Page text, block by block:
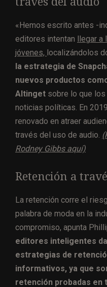
«Hemos escrito antes -
editores intentan llegar a
jóvenes, localizándolos
la estrategia de
nuevos productos
Altinget sobre lo que
noticias políticas. En
renovado en atraer
través del uso de audio.
Rodney Gibbs aquí)
Retención a
La retención corre el
palabra de moda en la
compromiso, apunta
editores inteligentes
estrategias de
informativos, ya que
retención probadas en